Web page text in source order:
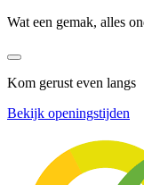
Wat een gemak, alles
Kom gerust even langs
Bekijk openingstijden